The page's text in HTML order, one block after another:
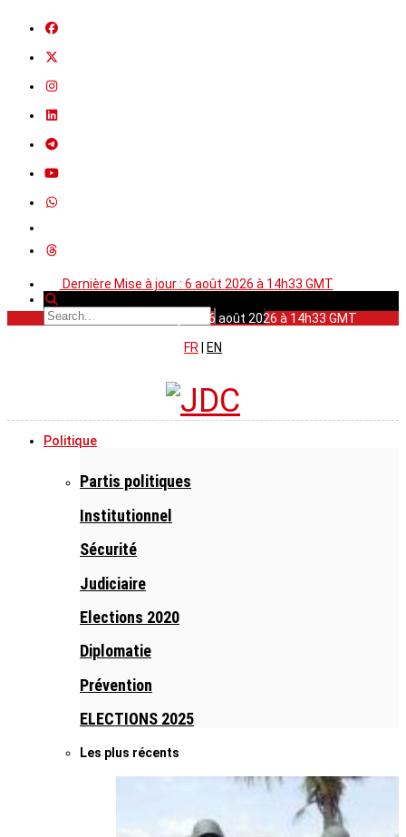
Dernière Mise à jour : 6 août 2026 à 14h33 GMT
Dernière Mise à jour : 6 août 2026 à 14h33 GMT
FR
EN
Politique
Partis politiques
Institutionnel
Sécurité
Judiciaire
Elections 2020
Diplomatie
Prévention
ELECTIONS 2025
Les plus récents